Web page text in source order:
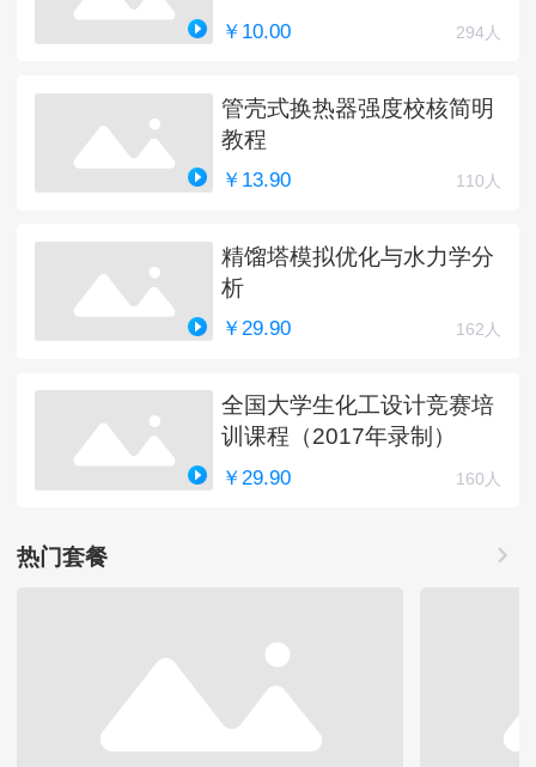
￥10.00 294人
管壳式换热器强度校核简明
教程
￥13.90 110人
精馏塔模拟优化与水力学分
析
￥29.90 162人
全国大学生化工设计竞赛培
训课程（2017年录制）
￥29.90 160人
热门套餐